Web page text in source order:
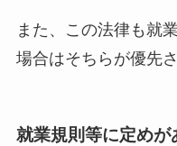
また、この法律も 就
場合はそちらが優先
就業規則等に定めが